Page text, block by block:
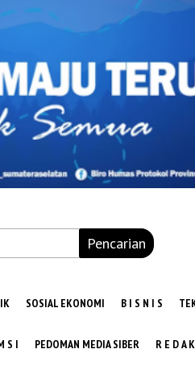
Pencarian
SOSIAL EKONOMI B I S N I S
S I PEDOMAN MEDIA SIBER R E D A